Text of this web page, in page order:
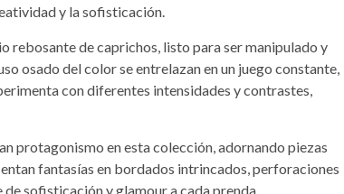
y la sofisticación.
rebosante de caprichos, listo para ser manipulado y
osado del color se entrelazan en un juego constante,
con diferentes intensidades y contrastes,
protagonismo en esta colección, adornando piezas
fantasías en bordados intrincados, perforaciones
sofisticación y glamour a cada prenda.